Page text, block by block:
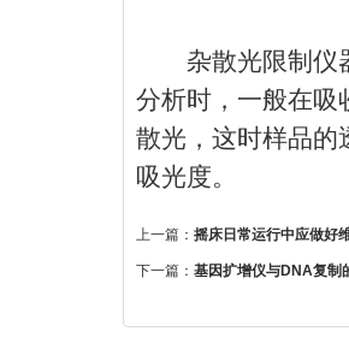
杂散光限制仪器
分析时，一般在吸
散光，这时样品的
吸光度。
上一篇： 摇床日常运行中应做好
下一篇： 基因扩增仪与DNA复制